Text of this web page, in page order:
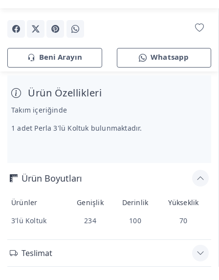
Beni Arayın Whatsapp
Ürün Özellikleri
Takım içeriğinde
1 adet Perla 3'lü Koltuk bulunmaktadır.
Ürün Boyutları
Ürünler Genişlik Derinlik
Yükseklik
3'lü Koltuk
234 100 70
Teslimat